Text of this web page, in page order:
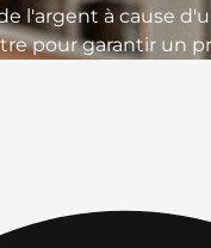
à cause
pour garantir un